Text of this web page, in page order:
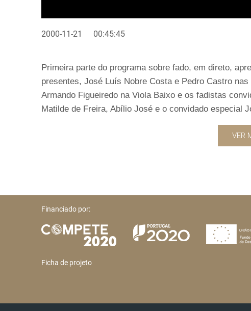
2000-11-21 00:45:45
Primeira parte do programa sobre fado, em direto,
presentes, José Luís Nobre Costa e Pedro Castro
Armando Figueiredo na Viola Baixo e os fadistas
Matilde de Freira, Abílio José e o convidado especial
VER
Financiado por:
Ficha de projeto